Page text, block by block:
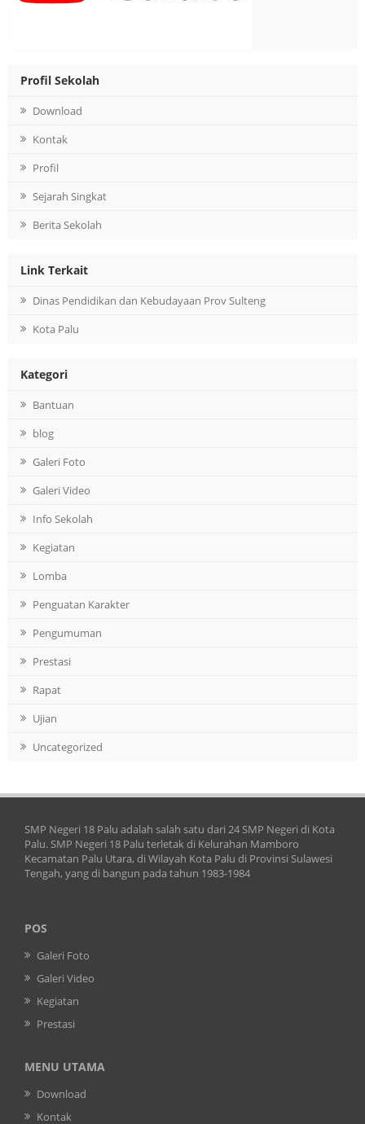
Profil Sekolah
Download
Kontak
Profil
Sejarah Singkat
Berita Sekolah
Link Terkait
Dinas Pendidikan dan Kebudayaan Prov Sulteng
Kota Palu
Kategori
Bantuan
blog
Galeri Foto
Galeri Video
Info Sekolah
Kegiatan
Lomba
Penguatan Karakter
Pengumuman
Prestasi
Rapat
Ujian
Uncategorized
SMP Negeri 18 Palu adalah salah satu dari 24 SMP Negeri di Kota
Palu. SMP Negeri 18 Palu terletak di Kelurahan Mamboro
Kecamatan Palu Utara, di Wilayah Kota Palu di Provinsi Sulawesi
Tengah, yang di bangun pada tahun 1983-1984
POS
Galeri Foto
Galeri Video
Kegiatan
Prestasi
MENU UTAMA
Download
Kontak